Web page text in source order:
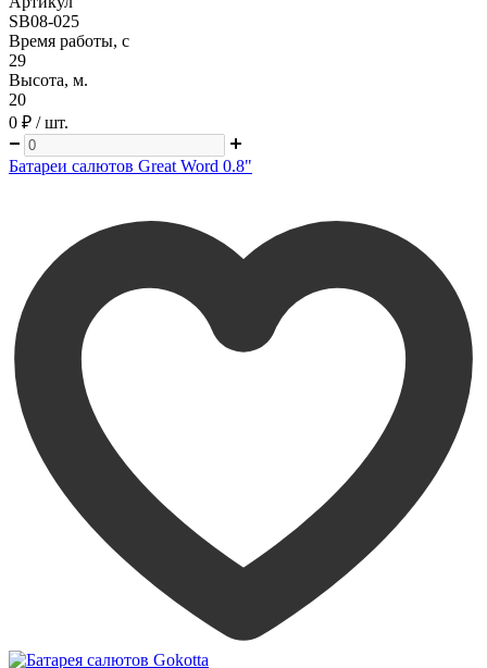
SB08-025
Время работы, с
29
Высота, м.
20
0 ₽ / шт.
Батареи салютов Great Word 0.8"